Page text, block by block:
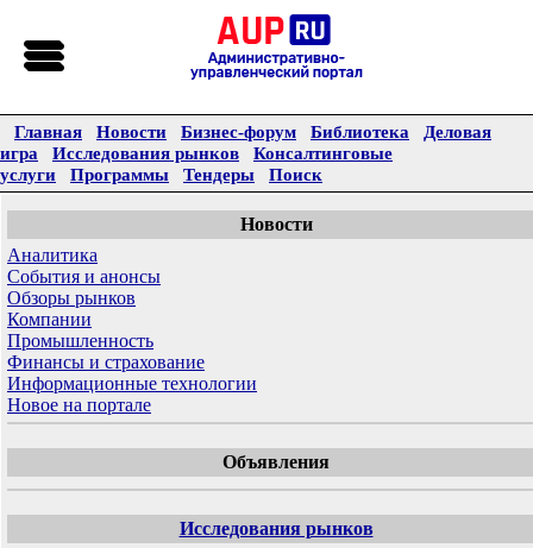
Главная Новости Бизнес-форум Библиотека
Деловая
игра
Исследования рынков
Консалтинговые
услуги
Программы Тендеры Поиск
Новости
Аналитика
События и анонсы
Обзоры рынков
Компании
Промышленность
Финансы и страхование
Информационные технологии
Новое на портале
Объявления
Исследования рынков